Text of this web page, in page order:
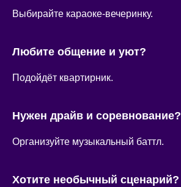
Выбирайте караоке-вечеринку.
Любите общение и уют?
Подойдёт квартирник.
Нужен драйв и соревнование?
Организуйте музыкальный баттл.
Хотите необычный сценарий?